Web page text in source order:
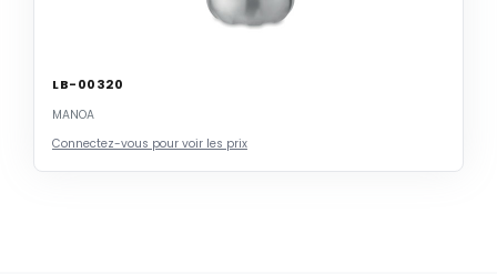
LB-00320
MANOA
Connectez-vous pour voir les prix